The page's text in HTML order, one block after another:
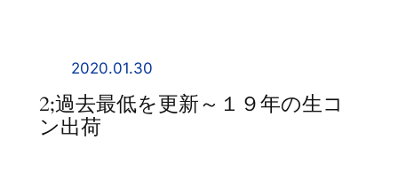
2020.01.30
2;過去最低を更新～１９年の生コ
ン出荷